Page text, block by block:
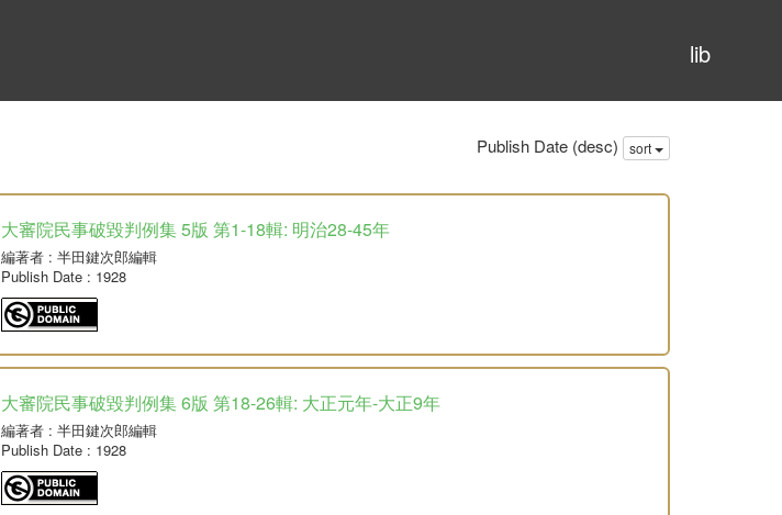
lib
Publish Date (desc) sort
大審院民事破毀判例集 5版 第1-18輯: 明治28-45年
編著者: 半田鍵次郎編輯
Publish Date: 1928
大審院民事破毀判例集 6版 第18-26輯: 大正元年-大正9年
編著者: 半田鍵次郎編輯
Publish Date: 1928